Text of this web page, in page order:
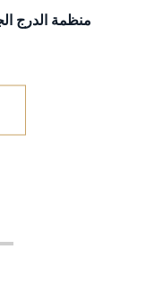
منظمة الدرج